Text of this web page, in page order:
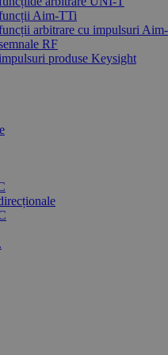
Aim-TTi
arbitrare cu impulsuri
RF
produse Keysight